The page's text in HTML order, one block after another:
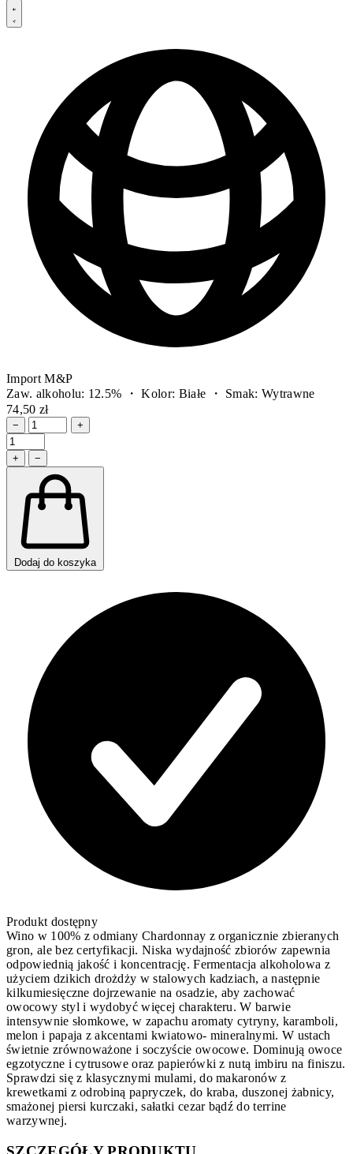
Import M&P
Zaw. alkoholu: 12.5% ・ Kolor: Białe ・ Smak: Wytrawne
74,50 zł
− +
+ −
Dodaj do koszyka
Produkt dostępny
Wino w 100% z odmiany Chardonnay z organicznie zbieranych
gron, ale bez certyfikacji. Niska wydajność zbiorów zapewnia
odpowiednią jakość i koncentrację. Fermentacja alkoholowa z
użyciem dzikich drożdży w stalowych kadziach, a następnie
kilkumiesięczne dojrzewanie na osadzie, aby zachować
owocowy styl i wydobyć więcej charakteru. W barwie
intensywnie słomkowe, w zapachu aromaty cytryny, karamboli,
melon i papaja z akcentami kwiatowo- mineralnymi. W ustach
świetnie zrównoważone i soczyście owocowe. Dominują owoce
egzotyczne i cytrusowe oraz papierówki z nutą imbiru na finiszu.
Sprawdzi się z klasycznymi mulami, do makaronów z
krewetkami z odrobiną papryczek, do kraba, duszonej żabnicy,
smażonej piersi kurczaki, sałatki cezar bądź do terrine
warzywnej.